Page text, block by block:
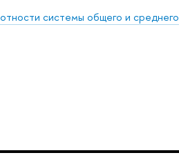
системы общего и среднего